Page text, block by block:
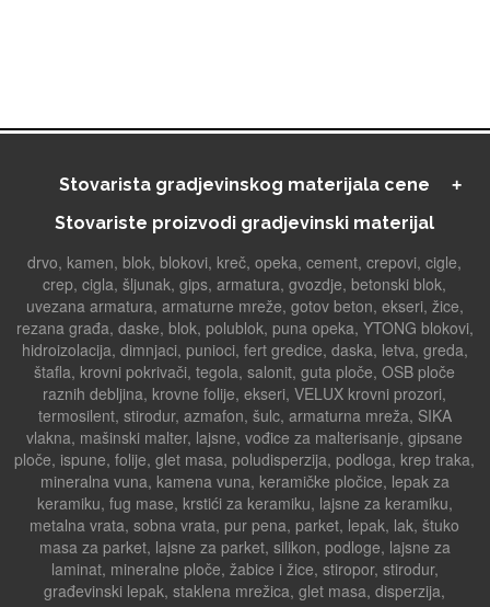
Stovarista gradjevinskog materijala cene
Stovariste proizvodi gradjevinski materijal
drvo, kamen, blok, blokovi, kreč, opeka, cement, crepovi, cigle,
crep, cigla, šljunak, gips, armatura, gvozdje, betonski blok,
uvezana armatura, armaturne mreže, gotov beton, ekseri, žice,
rezana građa, daske, blok, polublok, puna opeka, YTONG blokovi,
hidroizolacija, dimnjaci, punioci, fert gredice, daska, letva, greda,
štafla, krovni pokrivači, tegola, salonit, guta ploče, OSB ploče
raznih debljina, krovne folije, ekseri, VELUX krovni prozori,
termosilent, stirodur, azmafon, šulc, armaturna mreža, SIKA
vlakna, mašinski malter, lajsne, vođice za malterisanje, gipsane
ploče, ispune, folije, glet masa, poludisperzija, podloga, krep traka,
mineralna vuna, kamena vuna, keramičke pločice, lepak za
keramiku, fug mase, krstići za keramiku, lajsne za keramiku,
metalna vrata, sobna vrata, pur pena, parket, lepak, lak, štuko
masa za parket, lajsne za parket, silikon, podloge, lajsne za
laminat, mineralne ploče, žabice i žice, stiropor, stirodur,
građevinski lepak, staklena mrežica, glet masa, disperzija,